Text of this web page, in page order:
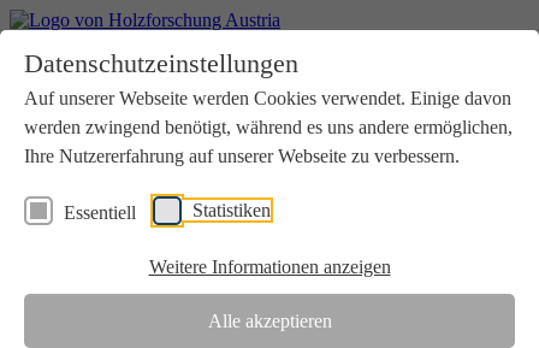
Datenschutzeinstellungen
Auf unserer Webseite werden Cookies verwendet. Einige davon
werden zwingend benötigt, während es uns andere ermöglichen,
Ihre Nutzererfahrung auf unserer Webseite zu verbessern.
Essentiell Statistiken
Weitere Informationen anzeigen
Alle akzeptieren
Aktuelles
Downloads
Kontakt
Login
Verein
Wir unterstützen die Interessen der Holzbranche in enger
Zusammenarbeit mit Wissenschaft und Wirtschaft.